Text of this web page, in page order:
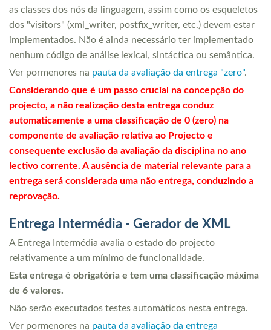
as classes dos nós da linguagem, assim como os esqueletos
dos "visitors" (xml_writer, postfix_writer, etc.) devem estar
implementados. Não é ainda necessário ter implementado
nenhum código de análise lexical, sintáctica ou semântica.
Ver pormenores na pauta da avaliação da entrega "zero".
Considerando que é um passo crucial na concepção do
projecto, a não realização desta entrega conduz
automaticamente a uma classificação de 0 (zero) na
componente de avaliação relativa ao Projecto e
consequente exclusão da avaliação da disciplina no ano
lectivo corrente. A ausência de material relevante para a
entrega será considerada uma não entrega, conduzindo a
reprovação.
Entrega Intermédia - Gerador de XML
A Entrega Intermédia avalia o estado do projecto
relativamente a um mínimo de funcionalidade.
Esta entrega é obrigatória e tem uma classificação máxima
de 6 valores.
Não serão executados testes automáticos nesta entrega.
Ver pormenores na pauta da avaliação da entrega